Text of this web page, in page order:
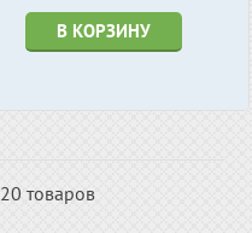
В КОРЗИНУ
20 товаров